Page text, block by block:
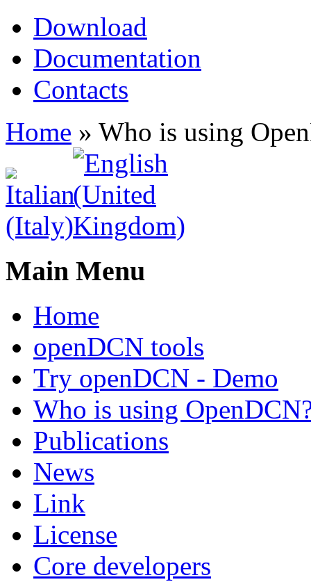
Download
Documentation
Contacts
Home » Who is using
Main Menu
Home
openDCN tools
Try openDCN - Demo
Who is using
Publications
News
Link
License
Core developers